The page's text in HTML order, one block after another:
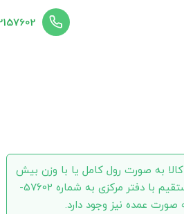
02157602
به صورت رول کامل یا با وزن بیش
از دو تن امکان تماس مستقیم با دفتر مرکزی به شماره 57602-